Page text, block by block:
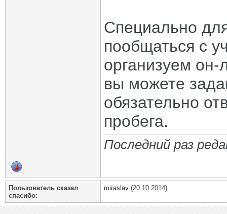
Специально
пообщаться с
организуем
вы можете
обязательно
пробега.
Последний раз
Пользователь сказал
cпасибо:
miraslav (20.10.2014)